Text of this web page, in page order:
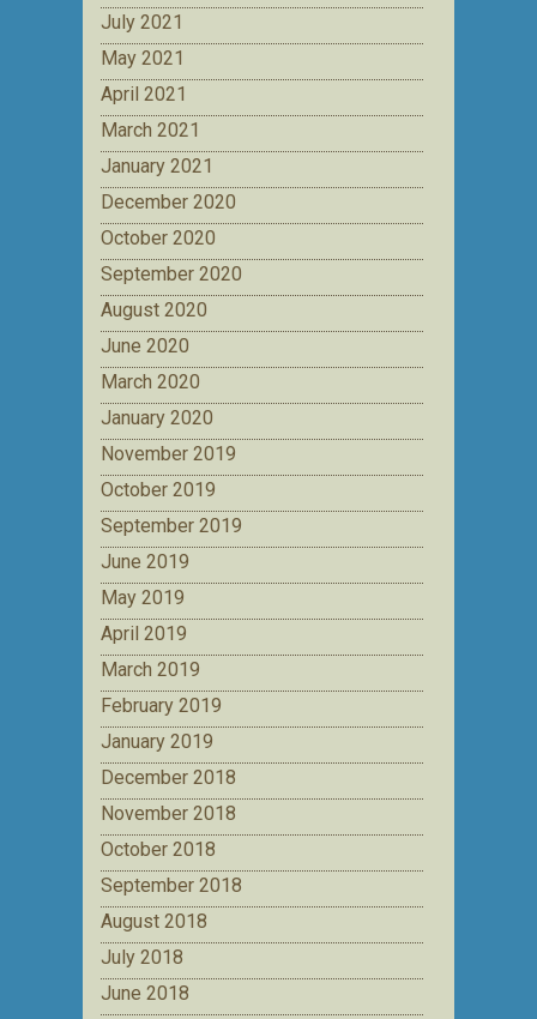
July 2021
May 2021
April 2021
March 2021
January 2021
December 2020
October 2020
September 2020
August 2020
June 2020
March 2020
January 2020
November 2019
October 2019
September 2019
June 2019
May 2019
April 2019
March 2019
February 2019
January 2019
December 2018
November 2018
October 2018
September 2018
August 2018
July 2018
June 2018